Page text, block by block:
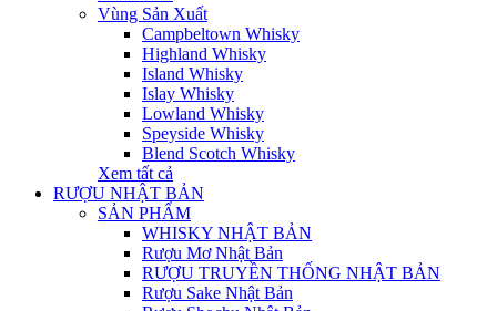
Vùng Sản Xuất
Campbeltown Whisky
Highland Whisky
Island Whisky
Islay Whisky
Lowland Whisky
Speyside Whisky
Blend Scotch Whisky
Xem tất cả
RƯỢU NHẬT BẢN
SẢN PHẨM
WHISKY NHẬT BẢN
Rượu Mơ Nhật Bản
RƯỢU TRUYỀN THỐNG NHẬT BẢN
Rượu Sake Nhật Bản